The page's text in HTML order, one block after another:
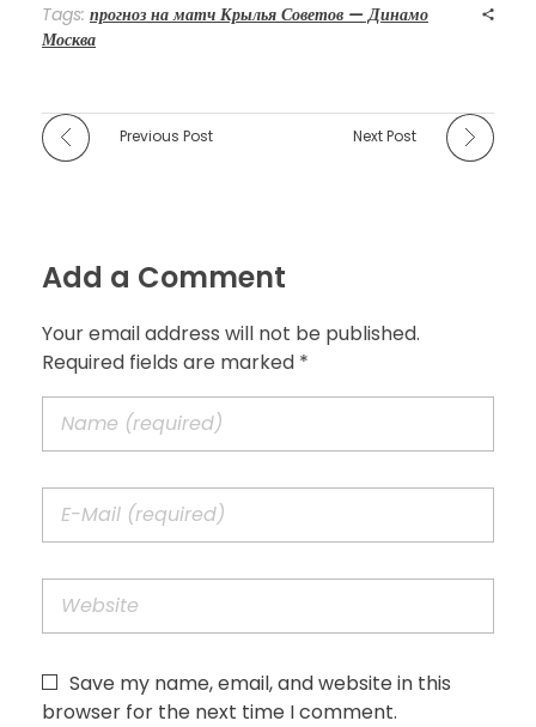
Tags: прогноз на матч Крылья Советов — Динамо
Москва
Previous Post Next Post
Add a Comment
Your email address will not be published.
Required fields are marked *
Save my name, email, and website in this
browser for the next time I comment.